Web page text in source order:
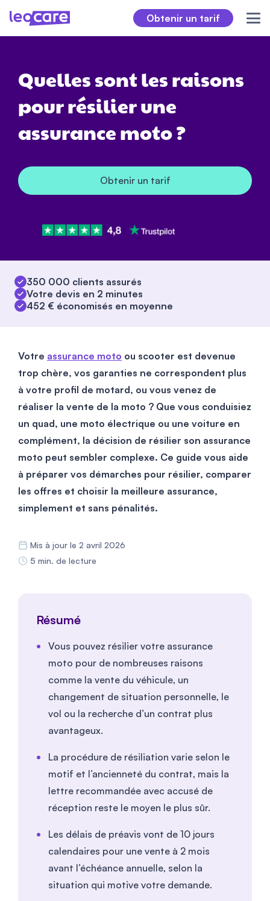
Obtenir un tarif
Quelles sont les raisons
pour résilier une
assurance moto ?
Obtenir un tarif
350 000 clients assurés
Votre devis en 2 minutes
452 € économisés en moyenne
Votre assurance moto ou scooter est devenue
trop chère, vos garanties ne correspondent plus
à votre profil de motard, ou vous venez de
réaliser la vente de la moto ? Que vous conduisiez
un quad, une moto électrique ou une voiture en
complément, la décision de résilier son assurance
moto peut sembler complexe. Ce guide vous aide
à préparer vos démarches pour résilier, comparer
les offres et choisir la meilleure assurance,
simplement et sans pénalités.
Mis à jour le 2 avril 2026
5 min. de lecture
Résumé
Vous pouvez résilier votre assurance
moto pour de nombreuses raisons
comme la vente du véhicule, un
changement de situation personnelle, le
vol ou la recherche d’un contrat plus
avantageux.
La procédure de résiliation varie selon le
motif et l’ancienneté du contrat, mais la
lettre recommandée avec accusé de
réception reste le moyen le plus sûr.
Les délais de préavis vont de 10 jours
calendaires pour une vente à 2 mois
avant l’échéance annuelle, selon la
situation qui motive votre demande.